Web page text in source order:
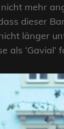
mehr
dieser
länger
als ‘Gavial’